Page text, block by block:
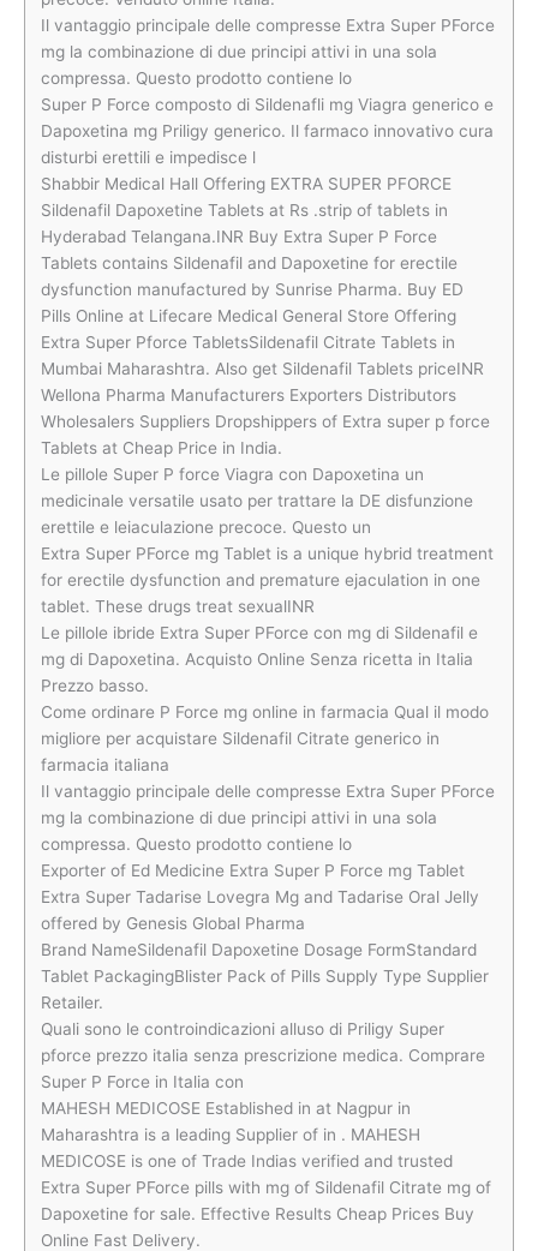
Il vantaggio principale delle compresse Extra Super PForce
mg la combinazione di due principi attivi in una sola
compressa. Questo prodotto contiene lo
Super P Force composto di Sildenafli mg Viagra generico e
Dapoxetina mg Priligy generico. Il farmaco innovativo cura
disturbi erettili e impedisce l
Shabbir Medical Hall Offering EXTRA SUPER PFORCE
Sildenafil Dapoxetine Tablets at Rs .strip of tablets in
Hyderabad Telangana.INR Buy Extra Super P Force
Tablets contains Sildenafil and Dapoxetine for erectile
dysfunction manufactured by Sunrise Pharma. Buy ED
Pills Online at Lifecare Medical General Store Offering
Extra Super Pforce TabletsSildenafil Citrate Tablets in
Mumbai Maharashtra. Also get Sildenafil Tablets priceINR
Wellona Pharma Manufacturers Exporters Distributors
Wholesalers Suppliers Dropshippers of Extra super p force
Tablets at Cheap Price in India.
Le pillole Super P force Viagra con Dapoxetina un
medicinale versatile usato per trattare la DE disfunzione
erettile e leiaculazione precoce. Questo un
Extra Super PForce mg Tablet is a unique hybrid treatment
for erectile dysfunction and premature ejaculation in one
tablet. These drugs treat sexualINR
Le pillole ibride Extra Super PForce con mg di Sildenafil e
mg di Dapoxetina. Acquisto Online Senza ricetta in Italia
Prezzo basso.
Come ordinare P Force mg online in farmacia Qual il modo
migliore per acquistare Sildenafil Citrate generico in
farmacia italiana
Il vantaggio principale delle compresse Extra Super PForce
mg la combinazione di due principi attivi in una sola
compressa. Questo prodotto contiene lo
Exporter of Ed Medicine Extra Super P Force mg Tablet
Extra Super Tadarise Lovegra Mg and Tadarise Oral Jelly
offered by Genesis Global Pharma
Brand NameSildenafil Dapoxetine Dosage FormStandard
Tablet PackagingBlister Pack of Pills Supply Type Supplier
Retailer.
Quali sono le controindicazioni alluso di Priligy Super
pforce prezzo italia senza prescrizione medica. Comprare
Super P Force in Italia con
MAHESH MEDICOSE Established in at Nagpur in
Maharashtra is a leading Supplier of in . MAHESH
MEDICOSE is one of Trade Indias verified and trusted
Extra Super PForce pills with mg of Sildenafil Citrate mg of
Dapoxetine for sale. Effective Results Cheap Prices Buy
Online Fast Delivery.